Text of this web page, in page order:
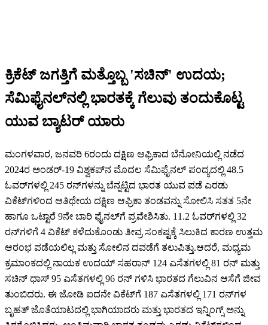
ಕ್ರಿಕೆಟ್ ಜಗತ್ತಿಗೆ ಮತ್ತೊಬ್ಬ 'ಸಚಿನ್' ಉದಯ;
ಸೆಮಿಫೈನಲ್‌ನಲ್ಲಿ ಭಾರತಕ್ಕೆ ಗೆಲುವು ತಂದುಕೊಟ್ಟ
ಯುವ ಬ್ಯಾಟರ್ ಯಾರು
ಮಂಗಳವಾರ, ಜನವರಿ 6ರಂದು ದಕ್ಷಿಣ ಆಫ್ರಿಕಾದ ಬೆನೋನಿಯಲ್ಲಿ ನಡೆದ
2024ರ ಅಂಡರ್-19 ವಿಶ್ವಕಪ್‌ನ ಮೊದಲ ಸೆಮಿಫೈನಲ್ ಪಂದ್ಯದಲ್ಲಿ 48.5
ಓವರ್‌ಗಳಲ್ಲಿ 245 ರನ್‌ಗಳನ್ನು ಬೆನ್ನಟ್ಟಿದ ಭಾರತ ಯುವ ಪಡೆ ಎರಡು
ವಿಕೆಟ್‌ಗಳಿಂದ ಆತಿಥೇಯ ದಕ್ಷಿಣ ಆಫ್ರಿಕಾ ತಂಡವನ್ನು ಸೋಲಿಸಿ ಸತತ 5ನೇ
ಹಾಗೂ ಒಟ್ಟಾರೆ 9ನೇ ಬಾರಿ ಫೈನಲ್‌ಗೆ ಪ್ರವೇಶಿಸಿತು. 11.2 ಓವರ್‌ಗಳಲ್ಲಿ 32
ರನ್‌ಗಳಿಗೆ 4 ವಿಕೆಟ್ ಕಳೆದುಕೊಂಡು ತೀವ್ರ ಸಂಕಷ್ಟಕ್ಕೆ ಸಿಲುಕಿದ ಕಾರಣ ಉತ್ತಮ
ಆರಂಭ ಪಡೆಯಲಿಲ್ಲ ಮತ್ತು ಸೋಲಿನ ದವಡೆಗೆ ತಲುಪಿತ್ತು.ಆದರೆ, ಮಧ್ಯಮ
ಕ್ರಮಾಂಕದಲ್ಲಿ ನಾಯಕ ಉದಯ್ ಸಹರಾನ್ 124 ಎಸೆತಗಳಲ್ಲಿ 81 ರನ್ ಮತ್ತು
ಸಚಿನ್ ಧಾಸ್ 95 ಎಸೆತಗಳಲ್ಲಿ 96 ರನ್ ಗಳಿಸಿ ಭಾರತದ ಗೆಲುವಿನ ಆಸೆಗೆ ಜೀವ
ತುಂಬಿದರು. ಈ ಜೋಡಿ ಐದನೇ ವಿಕೆಟ್‌ಗೆ 187 ಎಸೆತಗಳಲ್ಲಿ 171 ರನ್‌ಗಳ
ಬೃಹತ್ ಜೊತೆಯಾಟದಲ್ಲಿ ಭಾಗಿಯಾದರು ಮತ್ತು ಭಾರತದ ಇನ್ನಿಂಗ್ಸ್ ಅನ್ನು